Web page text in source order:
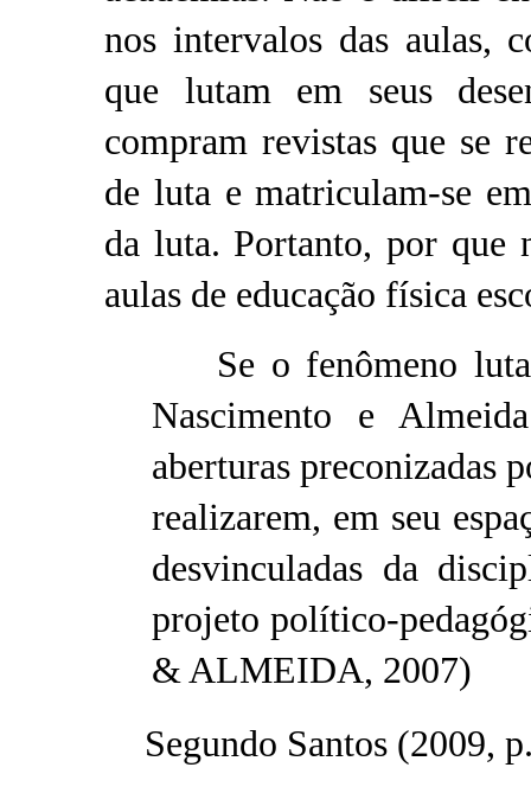
nos intervalos das aulas,
que lutam em seus
compram revistas que se
de luta e matriculam-se
da luta. Portanto, por que
aulas de educação física
Se o fenômeno
Nascimento e
aberturas preconizadas
realizarem, em seu
desvinculadas da
projeto político-
& ALMEIDA, 2007)
Segundo Santos (2009,